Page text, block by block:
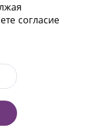
17)
согласие